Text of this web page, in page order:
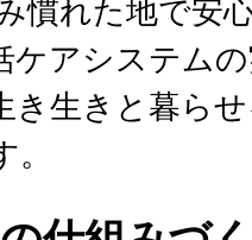
慣れた地で安
ケアシステム
き生きと暮ら